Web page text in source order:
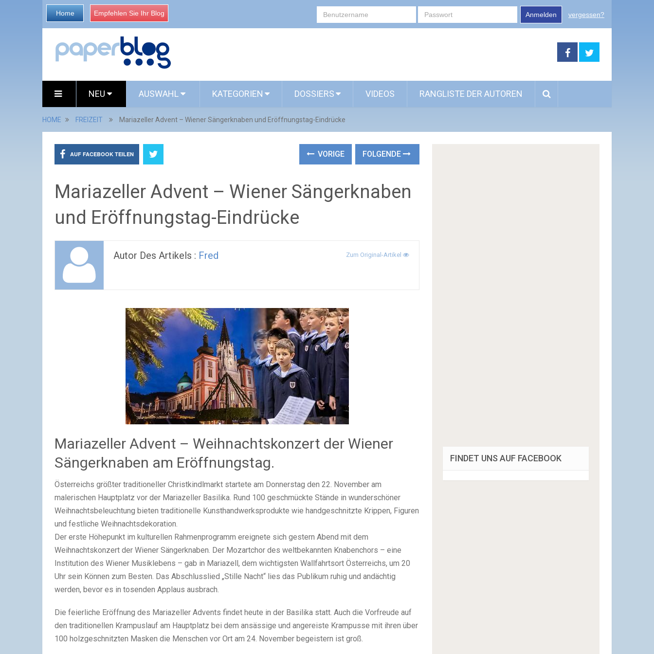
Home Empfehlen Sie Ihr Blog Anmelden vergessen?
NEU AUSWAHL KATEGORIEN DOSSIERS VIDEOS RANGLISTE DER AUTOREN
HOME FREIZEIT Mariazeller Advent – Wiener Sängerknaben und Eröffnungstag-Eindrücke
AUF FACEBOOK TEILEN VORIGE FOLGENDE
Mariazeller Advent – Wiener Sängerknaben
und Eröffnungstag-Eindrücke
Autor Des Artikels : Fred Zum Original-Artikel
Mariazeller Advent – Weihnachtskonzert der Wiener
Sängerknaben am Eröffnungstag.
Österreichs größter traditioneller Christkindlmarkt startete am Donnerstag den 22. November am
malerischen Hauptplatz vor der Mariazeller Basilika. Rund 100 geschmückte Stände in wunderschöner
Weihnachtsbeleuchtung bieten traditionelle Kunsthandwerksprodukte wie handgeschnitzte Krippen, Figuren
und festliche Weihnachtsdekoration.
Der erste Höhepunkt im kulturellen Rahmenprogramm ereignete sich gestern Abend mit dem
Weihnachtskonzert der Wiener Sängerknaben. Der Mozartchor des weltbekannten Knabenchors – eine
Institution des Wiener Musiklebens – gab in Mariazell, dem wichtigsten Wallfahrtsort Österreichs, um 20
Uhr sein Können zum Besten. Das Abschlusslied „Stille Nacht“ lies das Publikum ruhig und andächtig
werden, bevor es in tosenden Applaus ausbrach.
Die feierliche Eröffnung des Mariazeller Advents findet heute in der Basilika statt. Auch die Vorfreude auf
den traditionellen Krampuslauf am Hauptplatz bei dem ansässige und angereiste Krampusse mit ihren über
100 holzgeschnitzten Masken die Menschen vor Ort am 24. November begeistern ist groß.
FINDET UNS AUF FACEBOOK